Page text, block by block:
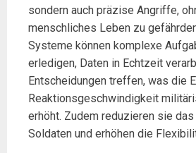
sondern auch präzise Angriffe,
menschliches Leben zu
Systeme können komplexe
erledigen, Daten in Echtzeit
Entscheidungen treffen, was die
Reaktionsgeschwindigkeit
erhöht. Zudem reduzieren sie
Soldaten und erhöhen die